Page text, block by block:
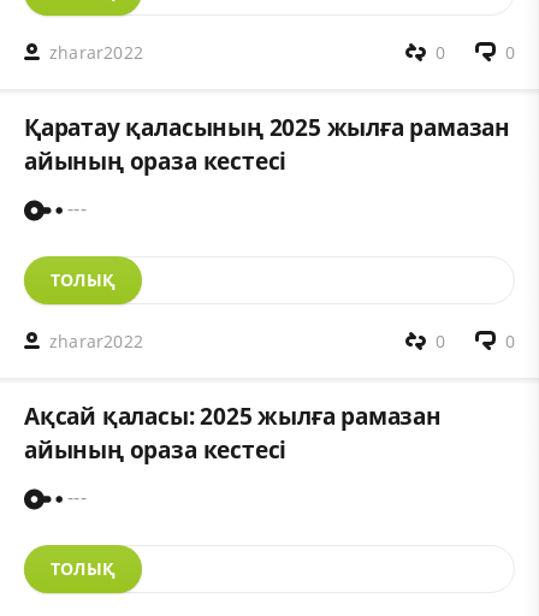
zharar2022 0
0
Қаратау қаласының 2025 жылға рамазан
айының ораза кестесі
---
ТОЛЫҚ
zharar2022 0
0
Ақсай қаласы: 2025 жылға рамазан
айының ораза кестесі
---
ТОЛЫҚ